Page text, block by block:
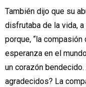
También dijo que su
disfrutaba de la vida,
porque, “la
esperanza en el
un corazón
agradecidos? La